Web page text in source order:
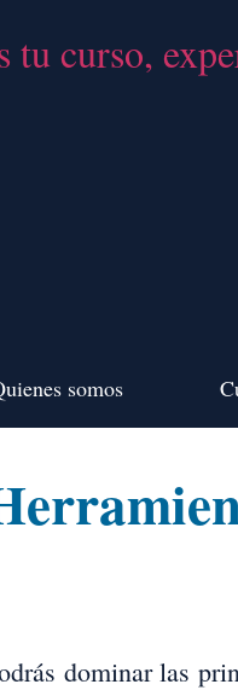
somos
dominar las